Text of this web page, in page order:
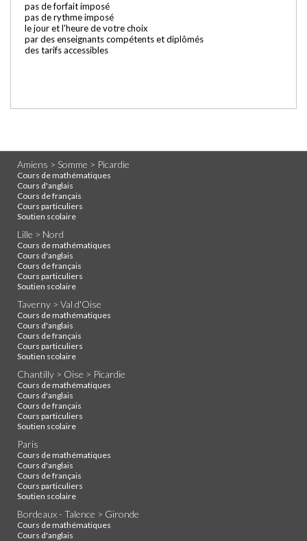
pas de forfait imposé
pas de rythme imposé
le jour et l'heure de votre choix
par des enseignants compétents et diplômés
des tarifs accessibles
Amiens > Somme > Picardie
Cours de mathématiques
Cours d'anglais
Cours de français
Cours particuliers
Soutien scolaire
Lille > Nord
Cours de mathématiques
Cours d'anglais
Cours de français
Cours particuliers
Soutien scolaire
Taverny > Val d'Oise
Cours de mathématiques
Cours d'anglais
Cours de français
Cours particuliers
Soutien scolaire
Chantilly > Oise > Picardie
Cours de mathématiques
Cours d'anglais
Cours de français
Cours particuliers
Soutien scolaire
Paris
Cours de mathématiques
Cours d'anglais
Cours de français
Cours particuliers
Soutien scolaire
Bordeaux - Talence > Gironde
Cours de mathématiques
Cours d'anglais